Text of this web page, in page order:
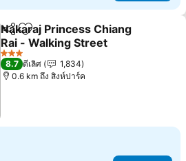
แชร์ เพิ่มในรายการโปรด
Nakaraj Princess Chiang
Rai - Walking Street
ดูราคา
3 ดาว
8.7 ดีเลิศ
1,834
0.6 km ถึง สิงห์ปาร์ค